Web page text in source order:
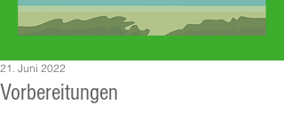
Vorbereitungen
21. Juni 2022